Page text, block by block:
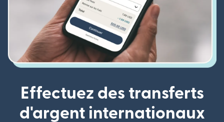
Effectuez des transferts
d'argent internationaux